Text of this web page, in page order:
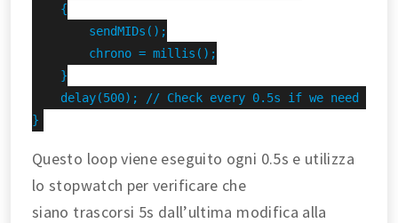
    {
        sendMIDs();
        chrono = millis();
    }
delay(500); // Check every 0.5s if we need to
}
Questo loop viene eseguito ogni 0.5s e utilizza
lo stopwatch per verificare che
siano trascorsi 5s dall’ultima modifica alla